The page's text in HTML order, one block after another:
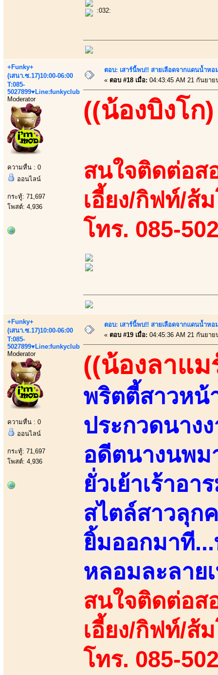
:032:
+Funky+
(เสนา.ซ.17)10:00-06:00
T:085-
5027899♥Line:funkyclub
Moderator
ความหื่น : 0
ออนไลน์
กระทู้: 71,697
โพสต์: 4,936
ตอบ: เสาร์นี้พบ!! สายเลือดจากแดนน้ำห
« ตอบ #18 เมื่อ: 04:43:45 AM 21 กันยาย
((น้องบิงโก)
สนใจติดต่อส
เอี้ยง/กิฟท์/ส้
โทร. 085-
+Funky+
(เสนา.ซ.17)10:00-06:00
T:085-
5027899♥Line:funkyclub
Moderator
ความหื่น : 0
ออนไลน์
กระทู้: 71,697
โพสต์: 4,936
ตอบ: เสาร์นี้พบ!! สายเลือดจากแดนน้ำห
« ตอบ #19 เมื่อ: 04:45:36 AM 21 กันยาย
((น้องลาแม
พริตตี้สาวหน้
ประกวดนาง
อดีตนางนพม
ยั่วเย้าเร้าอ
สไตล์สาวลุก
ยิ้มออกมาที
หลอมละลาย
สนใจติดต่อส
เอี้ยง/กิฟท์/ส้
โทร. 085-